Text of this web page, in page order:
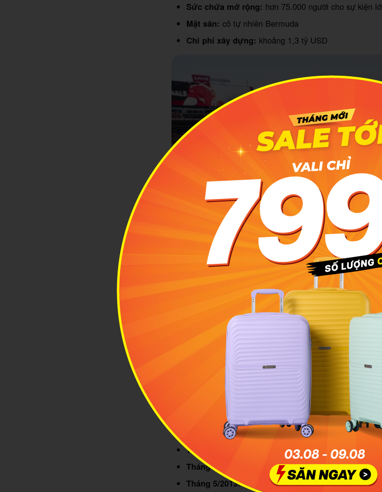
Sức chứa mở rộng: hơn 75.000 người cho sự kiện
Mặt sân: cỏ tự nhiên Bermuda
Chi phí xây dựng: khoảng 1,3 tỷ USD
Levi’s Stadium là sân vận động hiện đại nằm tại thành
Wikipedia
2 Lịch sử xây dựng Sân vận động
Levi’s Stadium được xây dựng để thay thế
Francisco 49ers. Sau khi không tìm được địa
bóng chuyển dự án sang Santa Clara. Năm 2010, cử tri
xây sân mới, và dự án chính thức khởi công vào tháng 4/
Một số mốc chính trong lịch sử xây dựng:
Santa Clara phê duyệt kế hoạch xây sân mới.
Tháng 4/2012:
Dự án khởi công xây dựng.
Tháng 12/2012:
Tổ chức lễ “topping out”, đánh dấu
Tháng 5/2013:Tên sân được công bố là Levi’s